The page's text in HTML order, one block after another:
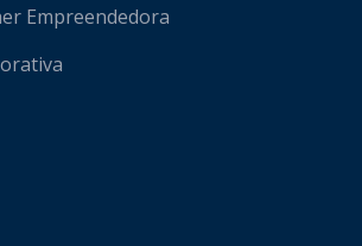
Empreendedora